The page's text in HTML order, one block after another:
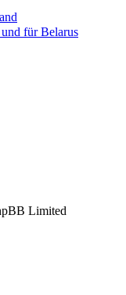
für Belarus
Limited